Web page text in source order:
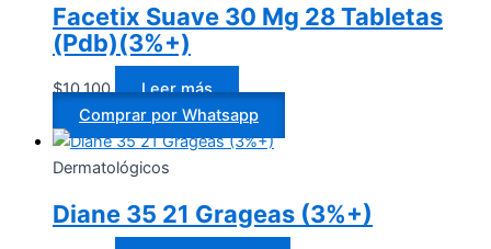
Facetix Suave 30 Mg 28 Tabletas
(Pdb)(3%+)
$10.100
Leer más
Comprar por Whatsapp
Dermatológicos
Diane 35 21 Grageas (3%+)